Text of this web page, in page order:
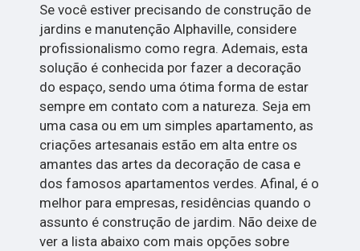
Se você estiver precisando de construção de
jardins e manutenção Alphaville, considere
profissionalismo como regra. Ademais, esta
solução é conhecida por fazer a decoração
do espaço, sendo uma ótima forma de estar
sempre em contato com a natureza. Seja em
uma casa ou em um simples apartamento, as
criações artesanais estão em alta entre os
amantes das artes da decoração de casa e
dos famosos apartamentos verdes. Afinal, é o
melhor para empresas, residências quando o
assunto é construção de jardim. Não deixe de
ver a lista abaixo com mais opções sobre